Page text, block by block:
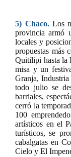
5) Chaco. Los
provincia armó
locales y
propuestas más
Quitilipi hasta la
misa y un
Granja,
todo julio se
barriales,
cerró la
100
artísticos en el
turísticos, se
cabalgatas en
Cielo y El